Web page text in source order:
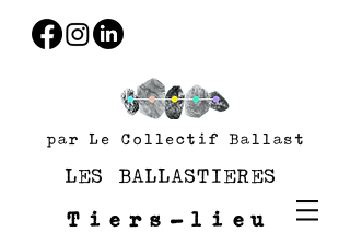
par Le Collectif Ballast
LES BALLASTIERES
Tiers-lieu